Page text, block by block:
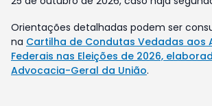
Orientações detalhadas podem ser
na Cartilha de Condutas Vedadas aos
Federais nas Eleições de 2026,
Advocacia-Geral da União.